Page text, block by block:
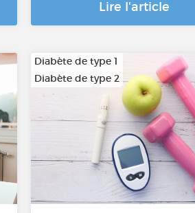
Lire l'article
Diabète de type 1
Diabète de type 2